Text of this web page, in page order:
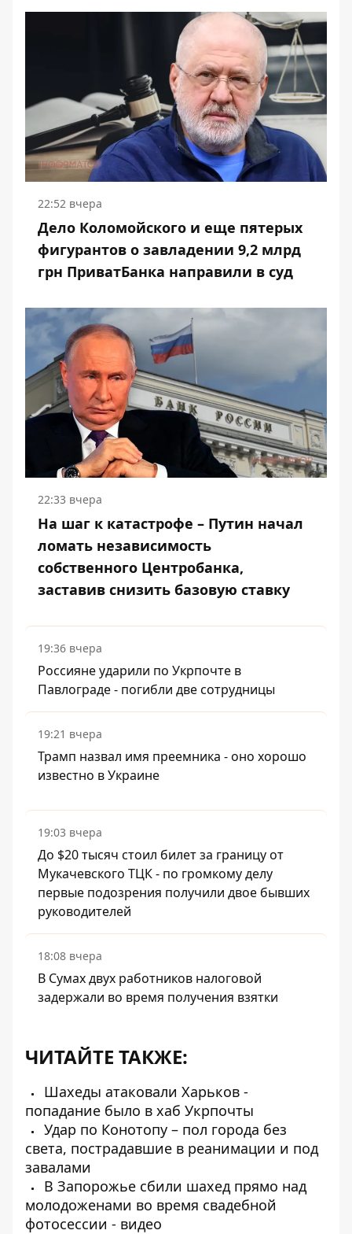
22:52 вчера
Дело Коломойского и еще пятерых
фигурантов о завладении 9,2 млрд
грн ПриватБанка направили в суд
22:33 вчера
На шаг к катастрофе – Путин начал
ломать независимость
собственного Центробанка,
заставив снизить базовую ставку
19:36 вчера
Россияне ударили по Укрпочте в
Павлограде - погибли две сотрудницы
19:21 вчера
Трамп назвал имя преемника - оно хорошо
известно в Украине
19:03 вчера
До $20 тысяч стоил билет за границу от
Мукачевского ТЦК - по громкому делу
первые подозрения получили двое бывших
руководителей
18:08 вчера
В Сумах двух работников налоговой
задержали во время получения взятки
ЧИТАЙТЕ ТАКЖЕ:
Шахеды атаковали Харьков -
попадание было в хаб Укрпочты
Удар по Конотопу – пол города без
света, пострадавшие в реанимации и под
завалами
В Запорожье сбили шахед прямо над
молодоженами во время свадебной
фотосессии - видео